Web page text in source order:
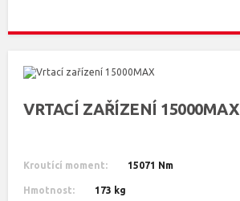
VRTACÍ ZAŘÍZENÍ 15000MAX
Kroutící moment: 15071 Nm
Hmotnost: 173 kg